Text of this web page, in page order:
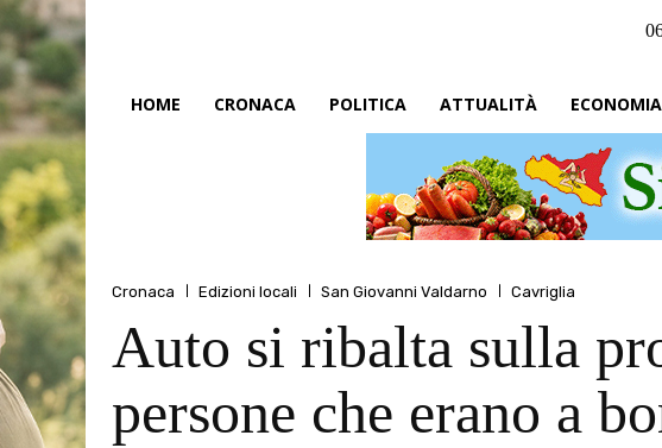
HOME CRONACA POLITICA ATTUALITÀ ECONOMIA
Cronaca Edizioni locali San Giovanni Valdarno Cavriglia
Auto si ribalta sulla
persone che erano a